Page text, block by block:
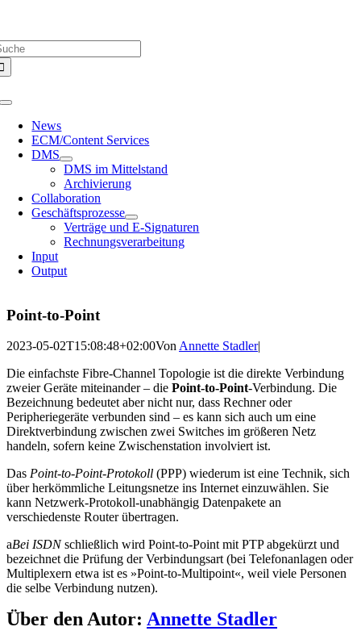
springen
Toggle
Navigation
News
ECM/Content Services
DMS
DMS im Mittelstand
Archivierung
Collaboration
Geschäftsprozesse
Verträge und E-Signaturen
Rechnungsverarbeitung
Input
Output
Point-to-Point
2023-05-02T15:08:48+02:00VonAnnette Stadler|
Die einfachste Fibre-Channel Topologie ist die direkte Verbindung
zweier Geräte miteinander – die Point-to-Point-Verbindung. Die
Bezeichnung bedeutet aber nicht nur, dass Rechner oder
Peripheriegeräte verbunden sind – es kann sich auch um eine
Direktverbindung zwischen zwei Switches im größeren Netz
handeln, sofern keine Zwischenstation involviert ist.
Das Point-to-Point-Protokoll (PPP) wiederum ist eine Technik, sich
über herkömmliche Leitungsnetze ins Internet einzuwählen. Sie
kann Netzwerk-Protokoll-unabhängig Datenpakete an
verschiedenste Router übertragen.
aBei ISDNschließlich wird Point-to-Point mit PTP abgekürzt und
bezeichnet die Prüfung der Verbindungsart (bei Telefonanlagen oder
Multiplexern etwa ist es »Point-to-Multipoint«, weil viele Personen
die selbe Verbindung nutzen).
Über den Autor: Annette Stadler